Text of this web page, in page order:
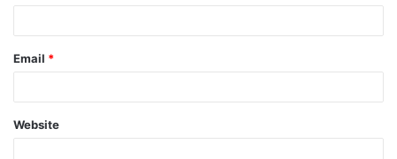
Email *
Website